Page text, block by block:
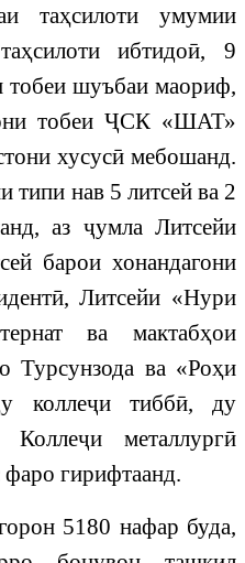
таҳсилоти умумии
ибтидоӣ, 9
тобеи шуъбаи маориф,
тобеи ҶСК «ШАТ»
хусусӣ мебошанд.
типи нав 5 литсей ва 2
аз ҷумла Литсейи
барои хонандагони
Литсейи «Нури
ва мактабҳои
Турсунзода ва «Роҳи
коллеҷи тиббӣ, ду
металлургӣ
гирифтаанд.
5180 нафар буда,